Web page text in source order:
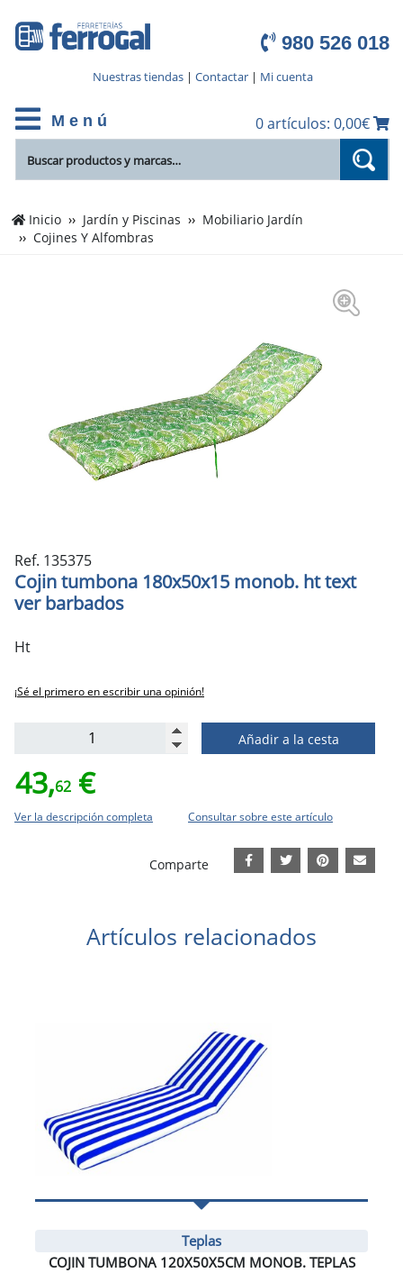
980 526 018
Nuestras tiendas| Contactar| Mi cuenta
M e n ú 0 artículos: 0,00€
Inicio Jardín y Piscinas
Mobiliario Jardín
Cojines Y Alfombras
Ref. 135375
Cojin tumbona 180x50x15 monob. ht text
ver barbados
Ht
¡Sé el primero en escribir una opinión!
Añadir a la cesta
43,62 €
Ver la descripción completa Consultar sobre este artículo
Comparte
Artículos relacionados
Teplas
COJIN TUMBONA 120X50X5CM MONOB. TEPLAS